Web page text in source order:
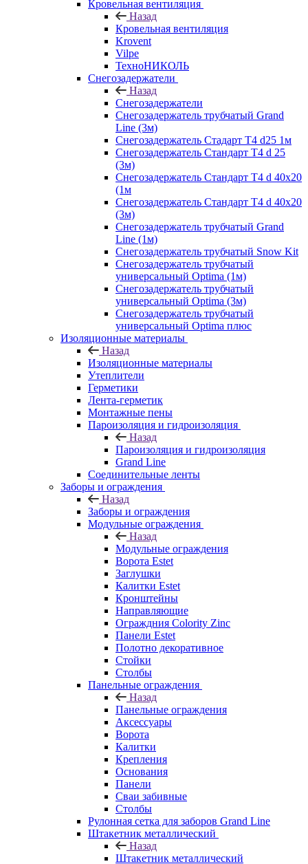
Кровельная вентиляция
Назад
Кровельная вентиляция
Krovent
Vilpe
ТехноНИКОЛЬ
Снегозадержатели
Назад
Снегозадержатели
Снегозадержатель трубчатый Grand
Line (3м)
Снегозадержатель Стадарт Т4 d25 1м
Снегозадержатель Стандарт Т4 d 25
(3м)
Снегозадержатель Стандарт Т4 d 40х20
(1м
Снегозадержатель Стандарт Т4 d 40х20
(3м)
Снегозадержатель трубчатый Grand
Line (1м)
Снегозадержатель трубчатый Snow Kit
Снегозадержатель трубчатый
универсальный Optima (1м)
Снегозадержатель трубчатый
универсальный Optima (3м)
Снегозадержатель трубчатый
универсальный Optima плюс
Изоляционные материалы
Назад
Изоляционные материалы
Утеплители
Герметики
Лента-герметик
Монтажные пены
Пароизоляция и гидроизоляция
Назад
Пароизоляция и гидроизоляция
Grand Line
Соединительные ленты
Заборы и ограждения
Назад
Заборы и ограждения
Модульные ограждения
Назад
Модульные ограждения
Ворота Estet
Заглушки
Калитки Estet
Кронштейны
Направляющие
Ограждния Colority Zinc
Панели Estet
Полотно декоративное
Стойки
Столбы
Панельные ограждения
Назад
Панельные ограждения
Аксессуары
Ворота
Калитки
Крепления
Основания
Панели
Сваи забивные
Столбы
Рулонная сетка для заборов Grand Line
Штакетник металлический
Назад
Штакетник металлический